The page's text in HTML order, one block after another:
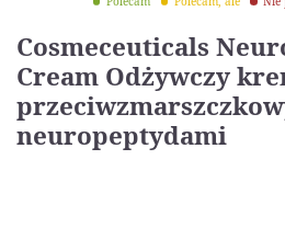
Cosmeceuticals
Cream Odżywczy
neuropeptydami